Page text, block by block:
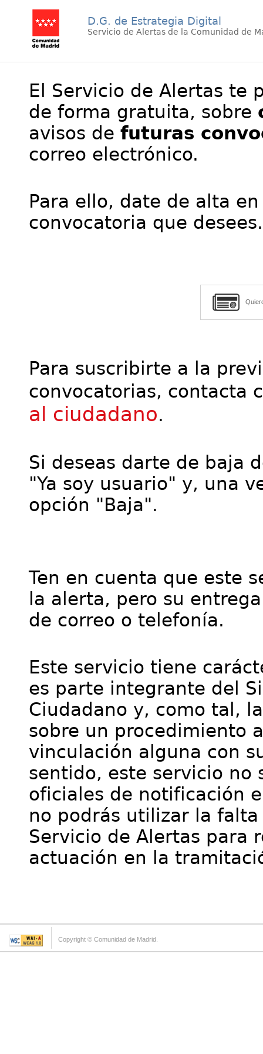
D.G. de Estrategia Digital
Servicio de Alertas de la Comunidad de
El Servicio de Alertas te
de forma gratuita, sobre
avisos de futuras
correo electrónico.
Para ello, date de alta
convocatoria que desees.
Para suscribirte a la
convocatorias, contacta
al ciudadano.
Si deseas darte de baja
"Ya soy usuario" y, una
opción "Baja".
Ten en cuenta que este
la alerta, pero su
de correo o telefonía.
Este servicio tiene
es parte integrante del
Ciudadano y, como tal,
sobre un procedimiento
vinculación alguna con
sentido, este servicio no
oficiales de notificación
no podrás utilizar la
Servicio de Alertas para
actuación en la
Copyright © Comunidad de Madrid.